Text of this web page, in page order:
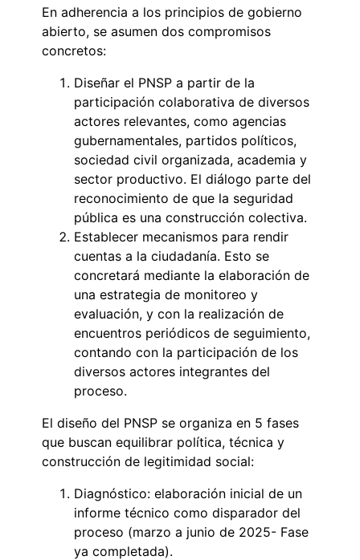
En adherencia a los principios de gobierno
abierto, se asumen dos compromisos
concretos:
Diseñar el PNSP a partir de la
participación colaborativa de diversos
actores relevantes, como agencias
gubernamentales, partidos políticos,
sociedad civil organizada, academia y
sector productivo. El diálogo parte del
reconocimiento de que la seguridad
pública es una construcción colectiva.
Establecer mecanismos para rendir
cuentas a la ciudadanía. Esto se
concretará mediante la elaboración de
una estrategia de monitoreo y
evaluación, y con la realización de
encuentros periódicos de seguimiento,
contando con la participación de los
diversos actores integrantes del
proceso.
El diseño del PNSP se organiza en 5 fases
que buscan equilibrar política, técnica y
construcción de legitimidad social:
Diagnóstico: elaboración inicial de un
informe técnico como disparador del
proceso (marzo a junio de 2025- Fase
ya completada).